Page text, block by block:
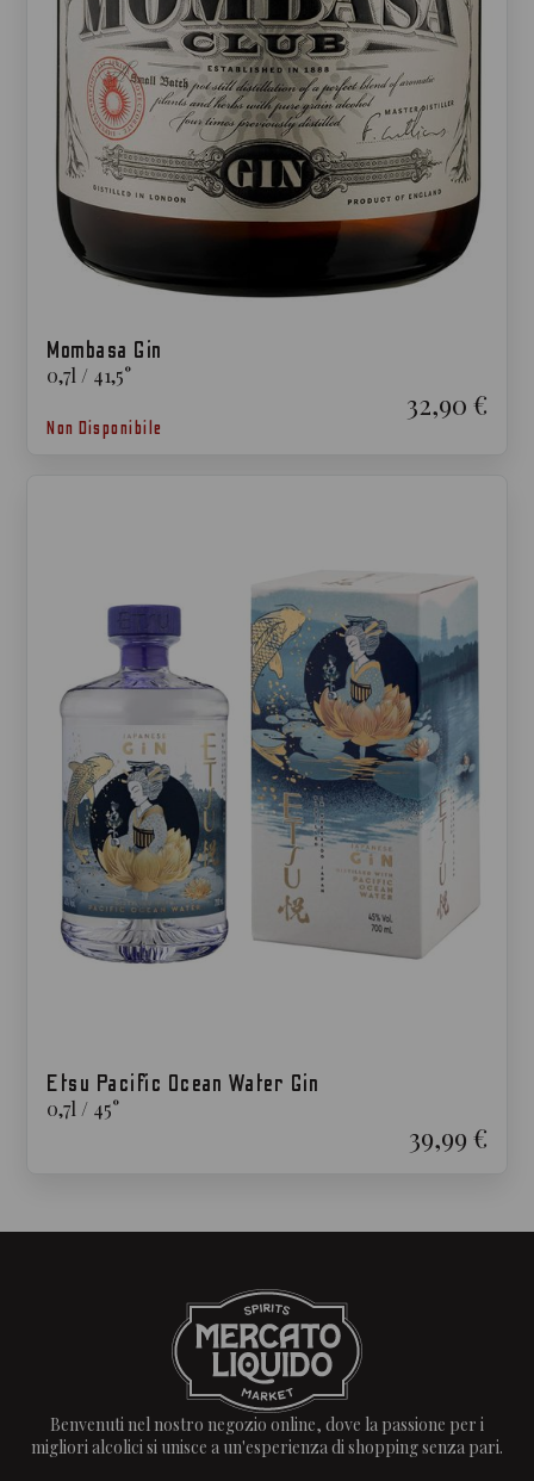
Mombasa Gin
0,7l / 41,5°
32,90 €
Non Disponibile
Etsu Pacific Ocean Water Gin
0,7l / 45°
39,99 €
Benvenuti nel nostro negozio online, dove la passione per i
migliori alcolici si unisce a un'esperienza di shopping senza pari.